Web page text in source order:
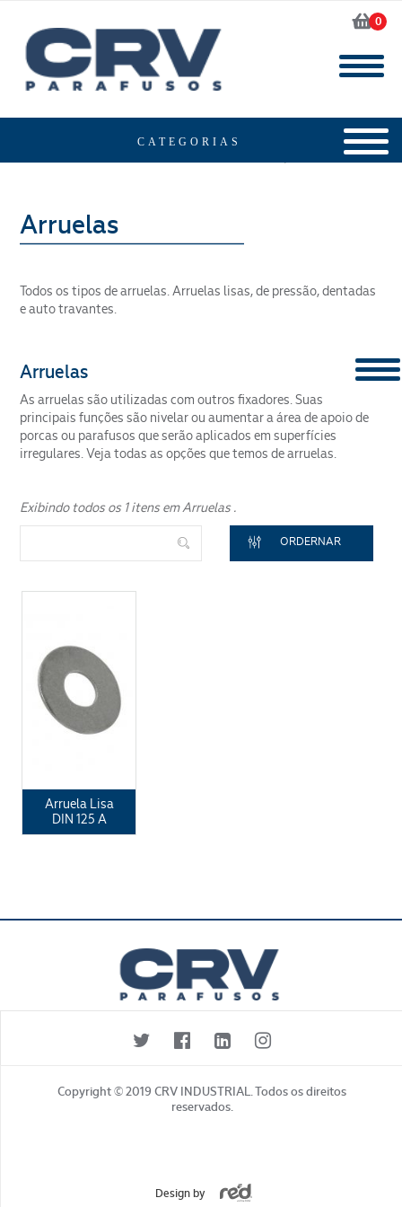
0
Arruelas
Todos os tipos de arruelas. Arruelas lisas, de pressão, dentadas
e auto travantes.
CONTENT
Arruelas
As arruelas são utilizadas com outros fixadores. Suas
principais funções são nivelar ou aumentar a área de apoio de
porcas ou parafusos que serão aplicados em superfícies
irregulares. Veja todas as opções que temos de arruelas.
Exibindo todos os 1 itens em Arruelas .
ORDERNAR
Arruela Lisa
DIN 125 A
Copyright © 2019 CRV INDUSTRIAL. Todos os direitos
reservados.
Design by
Segmento